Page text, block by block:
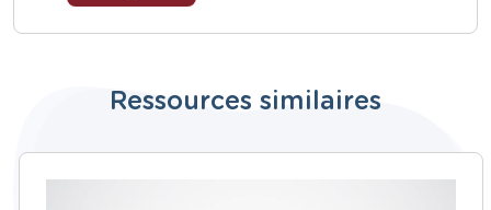
Ressources similaires